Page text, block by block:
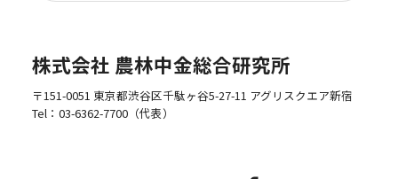
株式会社 農林中金総合研究所
〒151-0051 東京都渋谷区千駄ヶ谷5-27-11 アグリスクエア新宿
Tel： 03-6362-7700（代表）